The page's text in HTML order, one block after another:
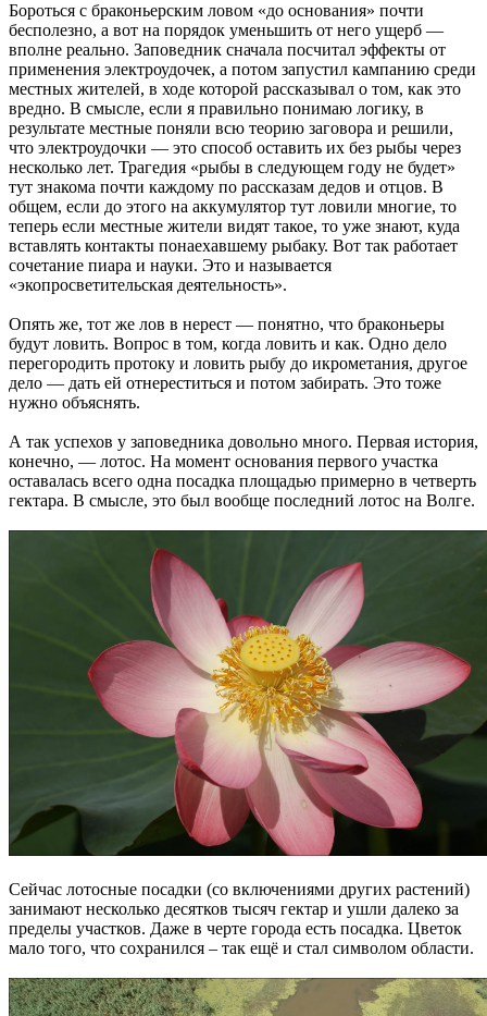
Бороться с браконьерским ловом «до основания» почти
бесполезно, а вот на порядок уменьшить от него ущерб —
вполне реально. Заповедник сначала посчитал эффекты от
применения электроудочек, а потом запустил кампанию среди
местных жителей, в ходе которой рассказывал о том, как это
вредно. В смысле, если я правильно понимаю логику, в
результате местные поняли всю теорию заговора и решили,
что электроудочки — это способ оставить их без рыбы через
несколько лет. Трагедия «рыбы в следующем году не будет»
тут знакома почти каждому по рассказам дедов и отцов. В
общем, если до этого на аккумулятор тут ловили многие, то
теперь если местные жители видят такое, то уже знают, куда
вставлять контакты понаехавшему рыбаку. Вот так работает
сочетание пиара и науки. Это и называется
«экопросветительская деятельность».
Опять же, тот же лов в нерест — понятно, что браконьеры
будут ловить. Вопрос в том, когда ловить и как. Одно дело
перегородить протоку и ловить рыбу до икрометания, другое
дело — дать ей отнереститься и потом забирать. Это тоже
нужно объяснять.
А так успехов у заповедника довольно много. Первая история,
конечно, — лотос. На момент основания первого участка
оставалась всего одна посадка площадью примерно в четверть
гектара. В смысле, это был вообще последний лотос на Волге.
Сейчас лотосные посадки (со включениями других растений)
занимают несколько десятков тысяч гектар и ушли далеко за
пределы участков. Даже в черте города есть посадка. Цветок
мало того, что сохранился – так ещё и стал символом области.